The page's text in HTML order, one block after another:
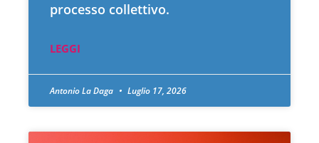
processo collettivo.
LEGGI
Antonio La Daga Luglio 17, 2026